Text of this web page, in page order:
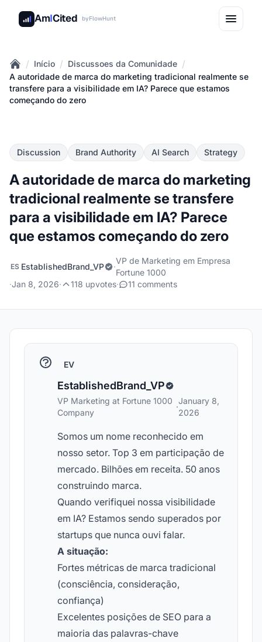
AmICited byFlowHunt
Home
/ Início / Discussoes da Comunidade /
A autoridade de marca do marketing tradicional realmente se
transfere para a visibilidade em IA? Parece que estamos
começando do zero
Discussion Brand Authority AI Search Strategy
A autoridade de marca do marketing
tradicional realmente se transfere
para a visibilidade em IA? Parece
que estamos começando do zero
ES EstablishedBrand_VP ·
VP de Marketing em Empresa
Fortune 1000
·Jan 8, 2026· 118 upvotes· 11 comments
EV
EstablishedBrand_VP
VP Marketing at Fortune 1000
Company
·
January 8,
2026
Somos um nome reconhecido em
nosso setor. Top 3 em participação de
mercado. Bilhões em receita. 50 anos
construindo marca.
Quando verifiquei nossa visibilidade
em IA? Estamos sendo superados por
startups que nunca ouvi falar.
A situação:
Fortes métricas de marca tradicional
(consciência, consideração,
confiança)
Excelentes posições de SEO para a
maioria das palavras-chave